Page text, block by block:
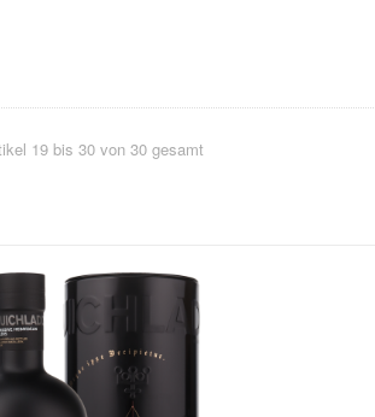
19 bis 30 von 30 gesamt